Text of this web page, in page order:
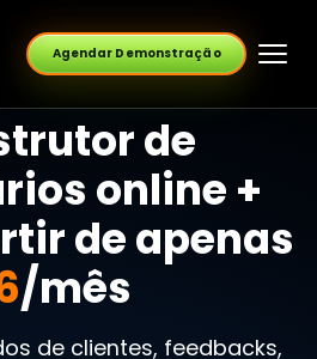
Agendar Demonstração
de
online +
de apenas
/mês
de clientes, feedbacks,